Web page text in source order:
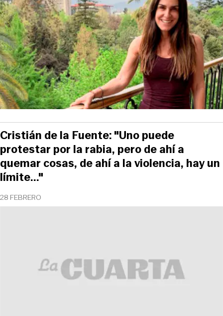
28 FEBRERO
Cristián de la Fuente: "Uno puede
protestar por la rabia, pero de ahí a
quemar cosas, de ahí a la violencia, hay un
límite..."